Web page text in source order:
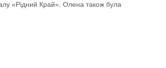
«Рідний Край». Олена також була